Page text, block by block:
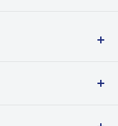
marcas del